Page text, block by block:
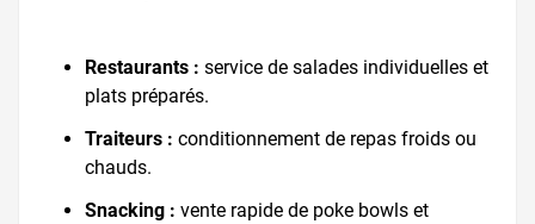
Restaurants : service de salades individuelles et
plats préparés.
Traiteurs : conditionnement de repas froids ou
chauds.
Snacking : vente rapide de poke bowls et